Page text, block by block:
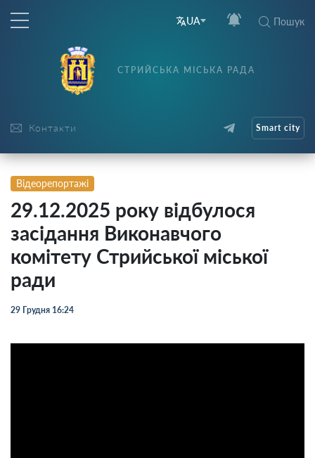
UA Пошук
Контакти
СТРИЙСЬКА МІСЬКА РАДА
Smart city
Відеорепортажі
29.12.2025 року відбулося
засідання Виконавчого
комітету Стрийської міської
ради
29 Грудня 16:24